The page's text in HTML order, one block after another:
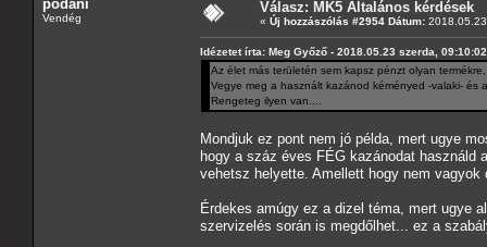
podani
Vendég
Válasz: MK5 Általános kérdések
« Új hozzászólás #2954 Dátum:
Idézetet írta: Meg Győző - 2018.05.23 szerda, 09:10:02
Az élet más területén sem kapsz pénzt olyan
Vegye meg a használt kazánod kéményed -valaki-
Rengeteg ilyen van....
Mondjuk ez pont nem jó példa, mert ugye
hogy a száz éves FÉG kazánodat használd
vehetsz helyette. Amellett hogy nem
Érdekes amúgy ez a dizel téma, mert ugye
szervizelés során is megdőlhet... ez a